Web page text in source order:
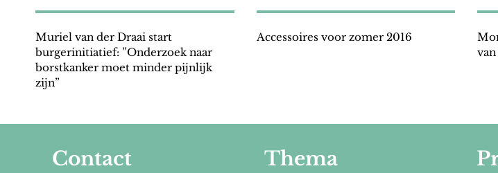
Muriel van der Draai start
burgerinitiatief: ”Onderzoek naar
borstkanker moet minder pijnlijk
zijn”
Accessoires voor zomer 2016
Contact Thema